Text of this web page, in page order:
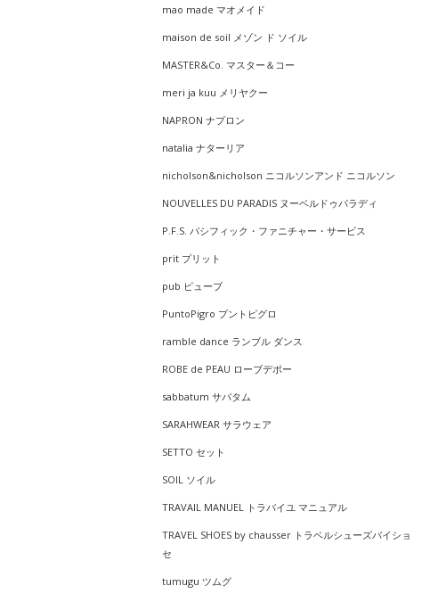
mao made マオメイド
maison de soil メゾン ド ソイル
MASTER&Co. マスター＆コー
meri ja kuu メリヤクー
NAPRON ナプロン
natalia ナターリア
nicholson&nicholson ニコルソンアンド ニコルソン
NOUVELLES DU PARADIS ヌーベルドゥパラディ
P.F.S. パシフィック・ファニチャー・サービス
prit プリット
pub ピューブ
PuntoPigro プントピグロ
ramble dance ランブル ダンス
ROBE de PEAU ローブデポー
sabbatum サバタム
SARAHWEAR サラウェア
SETTO セット
SOIL ソイル
TRAVAIL MANUEL トラバイユ マニュアル
TRAVEL SHOES by chausser トラベルシューズバイショ
セ
tumugu ツムグ